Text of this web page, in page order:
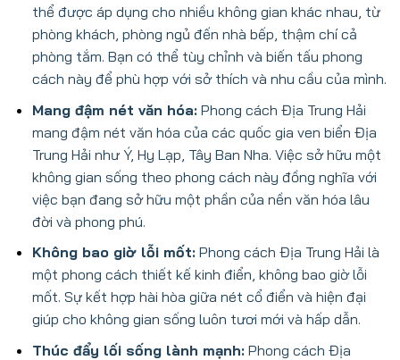
thể được áp dụng cho nhiều không gian khác nhau, từ
phòng khách, phòng ngủ đến nhà bếp, thậm chí cả
phòng tắm. Bạn có thể tùy chỉnh và biến tấu phong
cách này để phù hợp với sở thích và nhu cầu của mình.
Mang đậm nét văn hóa:Phong cách Địa Trung Hải
mang đậm nét văn hóa của các quốc gia ven biển Địa
Trung Hải như Ý, Hy Lạp, Tây Ban Nha. Việc sở hữu một
không gian sống theo phong cách này đồng nghĩa với
việc bạn đang sở hữu một phần của nền văn hóa lâu
đời và phong phú.
Không bao giờ lỗi mốt:Phong cách Địa Trung Hải là
một phong cách thiết kế kinh điển, không bao giờ lỗi
mốt. Sự kết hợp hài hòa giữa nét cổ điển và hiện đại
giúp cho không gian sống luôn tươi mới và hấp dẫn.
Thúc đẩy lối sống lành mạnh:Phong cách Địa